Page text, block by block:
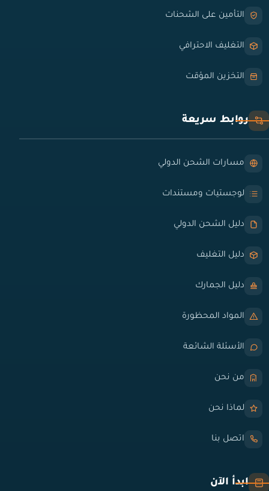
التأمين على الشحنات
التغليف الاحترافي
التخزين المؤقت
روابط سريعة
مسارات الشحن الدولي
لوجستيات ومستندات
دليل الشحن الدولي
دليل التغليف
دليل الجمارك
المواد المحظورة
الأسئلة الشائعة
من نحن
لماذا نحن
اتصل بنا
ابدأ الآن